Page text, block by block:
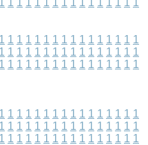
1 1 1 1 1 1 1 1 1 1 1 1 1 1 1 1
1 1 1 1 1 1 1 1 1 1 1 1 1 1 1 1
1 1 1 1 1 1 1 1 1 1 1 1 1 1 1 1
1 1 1 1 1 1 1 1 1 1 1 1 1 1 1 1
1 1 1 1 1 1 1 1 1 1 1 1 1 1 1 1
1 1 1 1 1 1 1 1 1 1 1 1 1 1 1 1